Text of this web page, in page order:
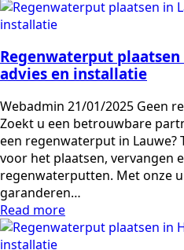
Regenwaterput
advies en installatie
Webadmin 21/01/2025 Geen
Zoekt u een betrouwbare
een regenwaterput in Lauwe?
voor het plaatsen, vervangen
regenwaterputten. Met onze
garanderen…
Read more